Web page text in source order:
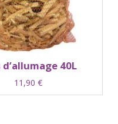
d’allumage 40L
11,90 €